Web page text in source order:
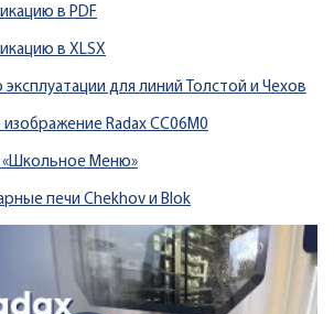
в PDF
в XLSX
для линий Толстой и Чехов
Radax CC06M0
«Школьное Меню»
печи Chekhov и Blok